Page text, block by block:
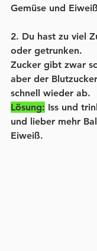
Gemüse und
2. Du hast zu viel
oder getrunken.
Zucker gibt zwar
aber der
schnell wieder ab.
Lösung: Iss und
und lieber mehr
Eiweiß.